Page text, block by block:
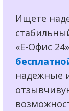
Ищете
«Е-Офис
надежные